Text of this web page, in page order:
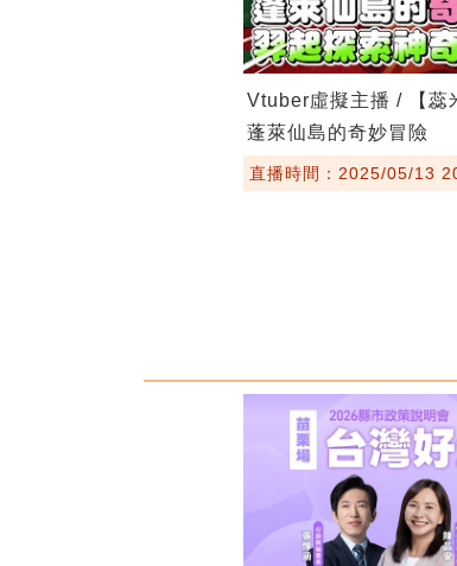
Vtuber虛擬主播 / 【蕊
蓬萊仙島的奇妙冒險
直播時間：2025/05/13